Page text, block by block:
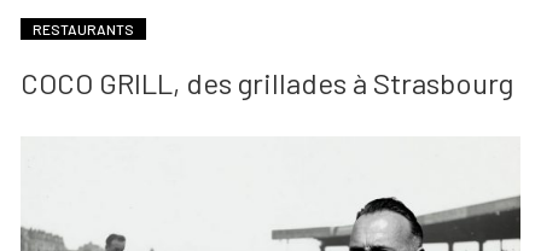
RESTAURANTS
COCO GRILL, des grillades à Strasbourg